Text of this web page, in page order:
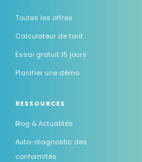
Toutes les offres
Calculateur de tarif
Essai gratuit 15 jours
Planifier une démo
RESSOURCES
Blog & Actualités
Auto-diagnostic des
conformités